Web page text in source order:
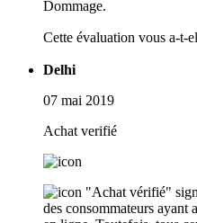
Dommage.
Cette évaluation vous a-t-
Delhi
07 mai 2019
Achat verifié
"Achat vérifié"
des consommateurs ayant